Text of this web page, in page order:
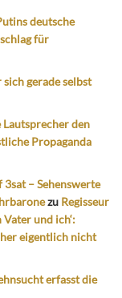
deutsche
für
gerade selbst
den
Propaganda
3sat – Sehenswerte
zu Regisseur
und ich‘:
eigentlich nicht
erfasst die